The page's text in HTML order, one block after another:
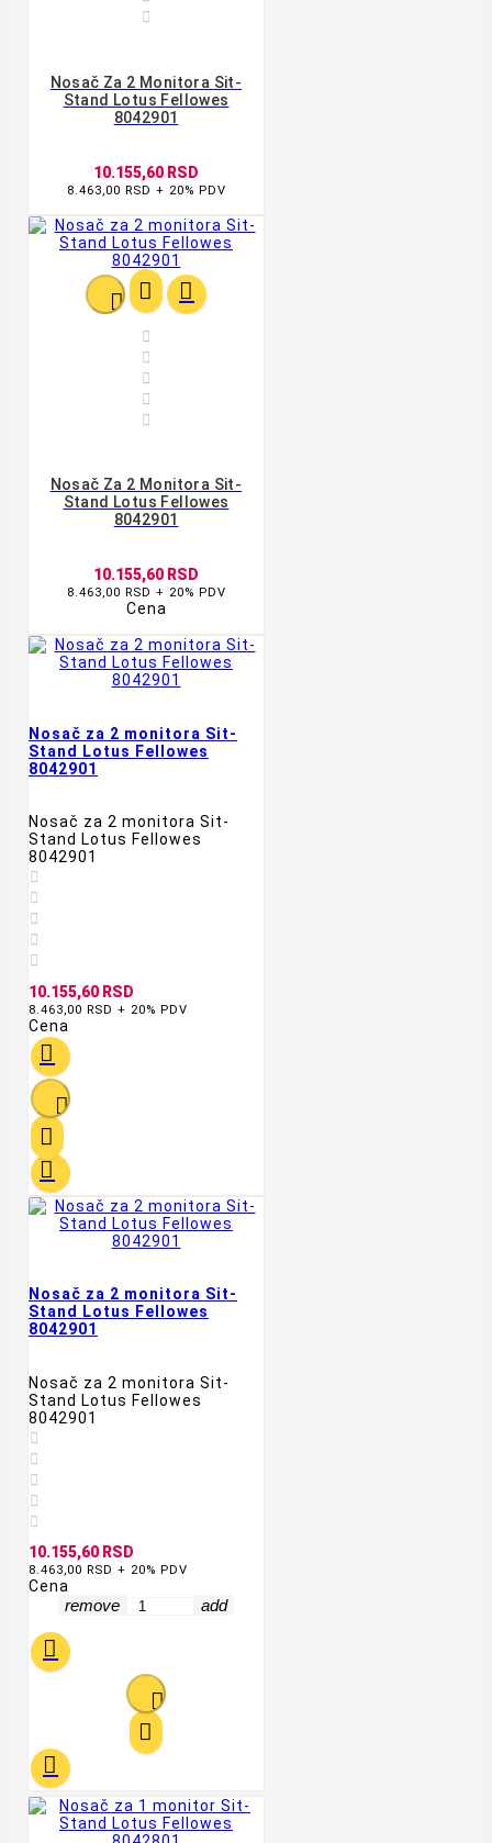

Nosač Za 2 Monitora Sit-
Stand Lotus Fellowes
8042901
10.155,60 RSD
8.463,00 RSD + 20% PDV
  





Nosač Za 2 Monitora Sit-
Stand Lotus Fellowes
8042901
10.155,60 RSD
8.463,00 RSD + 20% PDV
Cena
Nosač za 2 monitora Sit-
Stand Lotus Fellowes
8042901
Nosač za 2 monitora Sit-
Stand Lotus Fellowes
8042901





10.155,60 RSD
8.463,00 RSD + 20% PDV
Cena




Nosač za 2 monitora Sit-
Stand Lotus Fellowes
8042901
Nosač za 2 monitora Sit-
Stand Lotus Fellowes
8042901





10.155,60 RSD
8.463,00 RSD + 20% PDV
Cena
remove add



